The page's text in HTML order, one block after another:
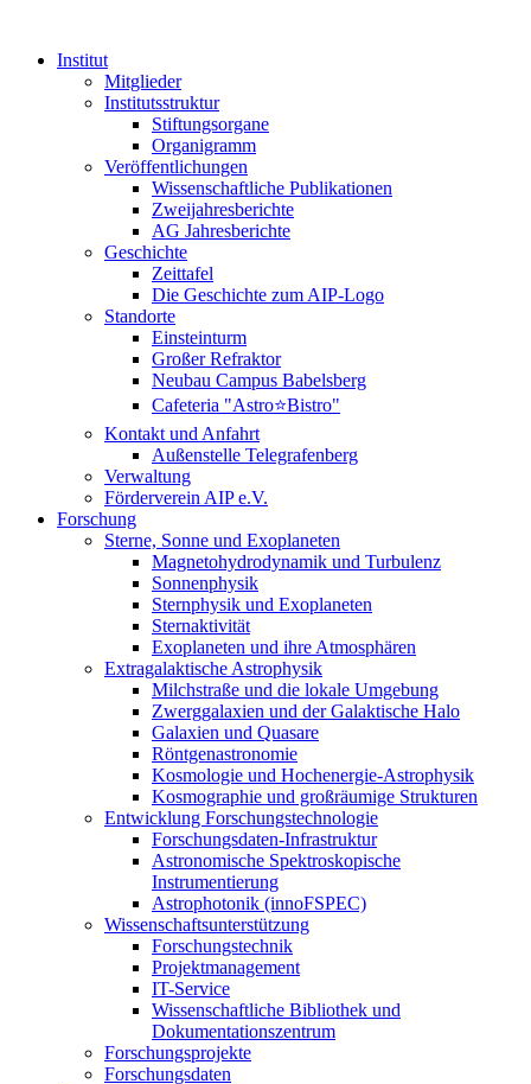
Institut
Mitglieder
Institutsstruktur
Stiftungsorgane
Organigramm
Veröffentlichungen
Wissenschaftliche Publikationen
Zweijahresberichte
AG Jahresberichte
Geschichte
Zeittafel
Die Geschichte zum AIP-Logo
Standorte
Einsteinturm
Großer Refraktor
Neubau Campus Babelsberg
Cafeteria "Astro⭐Bistro"
Kontakt und Anfahrt
Außenstelle Telegrafenberg
Verwaltung
Förderverein AIP e.V.
Forschung
Sterne, Sonne und Exoplaneten
Magnetohydrodynamik und Turbulenz
Sonnenphysik
Sternphysik und Exoplaneten
Sternaktivität
Exoplaneten und ihre Atmosphären
Extragalaktische Astrophysik
Milchstraße und die lokale Umgebung
Zwerggalaxien und der Galaktische Halo
Galaxien und Quasare
Röntgenastronomie
Kosmologie und Hochenergie-Astrophysik
Kosmographie und großräumige Strukturen
Entwicklung Forschungstechnologie
Forschungsdaten-Infrastruktur
Astronomische Spektroskopische
Instrumentierung
Astrophotonik (innoFSPEC)
Wissenschaftsunterstützung
Forschungstechnik
Projektmanagement
IT-Service
Wissenschaftliche Bibliothek und
Dokumentationszentrum
Forschungsprojekte
Forschungsdaten